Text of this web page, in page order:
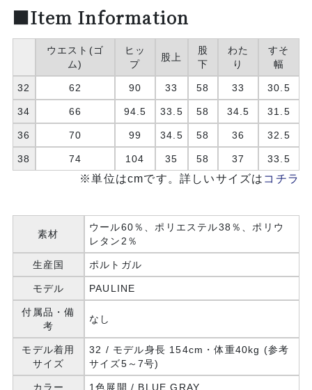
■Item Information
ウエスト(ゴ
ム)
ヒッ
プ
股上
股
下
わた
り
すそ
幅
32 62 90 33 58 33 30.5
34 66 94.5 33.5 58 34.5 31.5
36 70 99 34.5 58 36 32.5
38 74 104 35 58 37 33.5
※単位はcmです。詳しいサイズは コチラ
素材
ウール60％、ポリエステル38％、ポリウ
レタン2％
生産国 ポルトガル
モデル PAULINE
付属品・備
考
なし
モデル着用
サイズ
32 / モデル身長 154cm・体重40kg (参考
サイズ5～7号)
カラー 1色展開 / BLUE GRAY